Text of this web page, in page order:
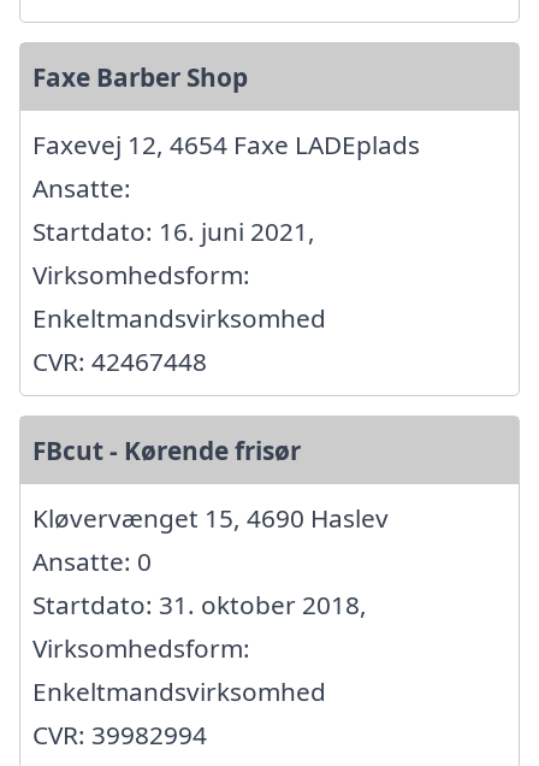
Faxe Barber Shop
Faxevej 12, 4654 Faxe LADEplads
Ansatte:
Startdato: 16. juni 2021,
Virksomhedsform:
Enkeltmandsvirksomhed
CVR: 42467448
FBcut - Kørende frisør
Kløvervænget 15, 4690 Haslev
Ansatte: 0
Startdato: 31. oktober 2018,
Virksomhedsform:
Enkeltmandsvirksomhed
CVR: 39982994